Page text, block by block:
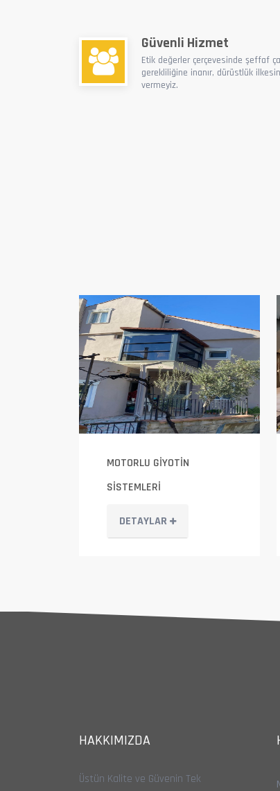
Güvenli Hizmet
Etik değerler çerçevesinde şeffaf
gerekliliğine inanır, dürüstlük
vermeyiz.
MOTORLU GİYOTİN
SİSTEMLERİ
DETAYLAR
HAKKIMIZDA
Üstün Kalite ve Güvenin Tek